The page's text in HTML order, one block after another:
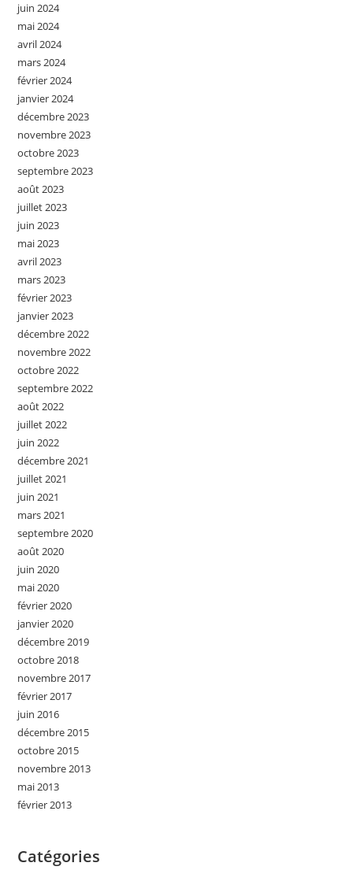
juin 2024
mai 2024
avril 2024
mars 2024
février 2024
janvier 2024
décembre 2023
novembre 2023
octobre 2023
septembre 2023
août 2023
juillet 2023
juin 2023
mai 2023
avril 2023
mars 2023
février 2023
janvier 2023
décembre 2022
novembre 2022
octobre 2022
septembre 2022
août 2022
juillet 2022
juin 2022
décembre 2021
juillet 2021
juin 2021
mars 2021
septembre 2020
août 2020
juin 2020
mai 2020
février 2020
janvier 2020
décembre 2019
octobre 2018
novembre 2017
février 2017
juin 2016
décembre 2015
octobre 2015
novembre 2013
mai 2013
février 2013
Catégories